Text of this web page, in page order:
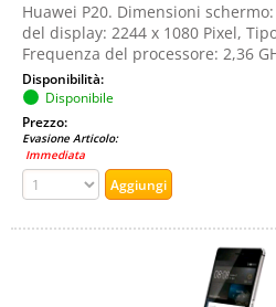
Huawei P20. Dimensioni
del display: 2244 x 1080 Pixel,
Frequenza del processore: 2,36
Disponibilità:
Disponibile
Prezzo:
Evasione Articolo:
Immediata